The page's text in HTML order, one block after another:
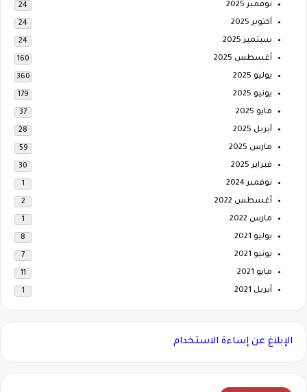
نوفمبر 2025 24
أكتوبر 2025 24
سبتمبر 2025 24
أغسطس 2025 160
يوليو 2025 360
يونيو 2025 179
مايو 2025 37
أبريل 2025 28
مارس 2025 59
فبراير 2025 30
نوفمبر 2024 1
أغسطس 2022 2
مارس 2022 1
يوليو 2021 8
يونيو 2021 7
مايو 2021 11
أبريل 2021 1
الإبلاغ عن إساءة الاستخدام